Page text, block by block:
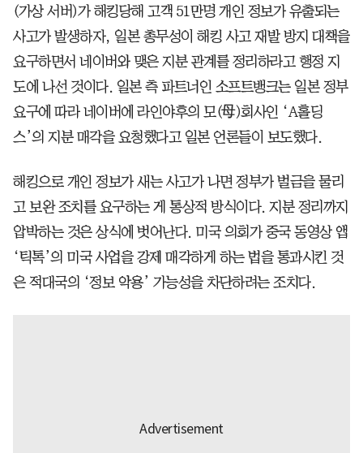
(가상 서버)가 해킹당해 고객 51만명 개인 정보가 유출되는
사고가 발생하자, 일본 총무성이 해킹 사고 재발 방지 대책을
요구하면서 네이버와 맺은 지분 관계를 정리하라고 행정 지
도에 나선 것이다. 일본 측 파트너인 소프트뱅크는 일본 정부
요구에 따라 네이버에 라인야후의 모(母)회사인 ‘A홀딩
스’의 지분 매각을 요청했다고 일본 언론들이 보도했다.
해킹으로 개인 정보가 새는 사고가 나면 정부가 벌금을 물리
고 보완 조치를 요구하는 게 통상적 방식이다. 지분 정리까지
압박하는 것은 상식에 벗어난다. 미국 의회가 중국 동영상 앱
‘틱톡’의 미국 사업을 강제 매각하게 하는 법을 통과시킨 것
은 적대국의 ‘정보 악용’ 가능성을 차단하려는 조치다.